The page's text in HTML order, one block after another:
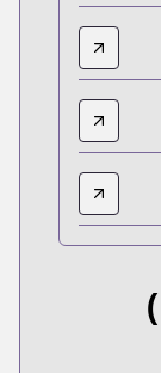
title/
https://
https://